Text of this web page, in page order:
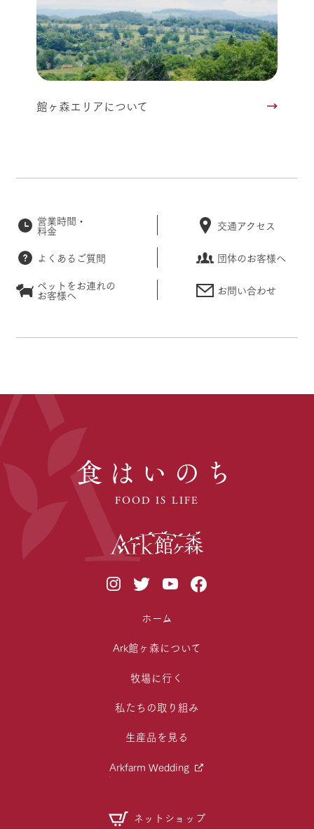
館ヶ森エリアについて
営業時間・
料金 交通アクセス
よくあるご質問
団体のお客様へ
ペットをお連れの
お客様へ お問い合わせ
食はいのち
FOOD IS LIFE
ホーム
Ark館ヶ森について
牧場に行く
私たちの取り組み
生産品を見る
Arkfarm Wedding
ネットショップ